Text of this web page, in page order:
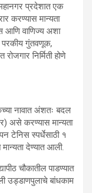
प्रदेशात एक
करण्यास मान्यता
आणि वाणिज्य अशा
परकीय गुंतवणूक,
निर्मिती होणे
नावात अंशतः बदल
असे करण्यास मान्यता
टेनिस स्पर्धेसाठी १
देण्यात आली.
चौकातील पाडण्यात
उड्डाणपुलाचे बांधकाम